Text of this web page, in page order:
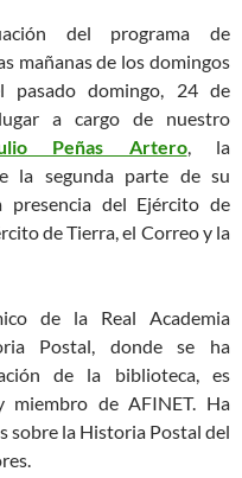
del programa de
mañanas de los domingos
pasado domingo, 24 de
a cargo de nuestro
Peñas Artero, la
la segunda parte de su
presencia del Ejército de
de Tierra, el Correo y la
de la Real Academia
Postal, donde se ha
de la biblioteca, es
miembro de AFINET. Ha
sobre la Historia Postal del